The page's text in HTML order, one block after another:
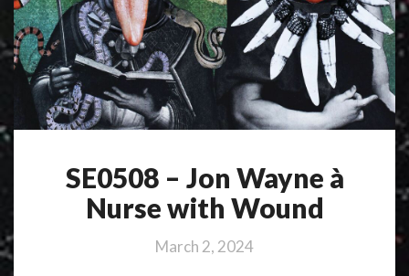
SE0508 – Jon Wayne à
Nurse with Wound
March 2, 2024